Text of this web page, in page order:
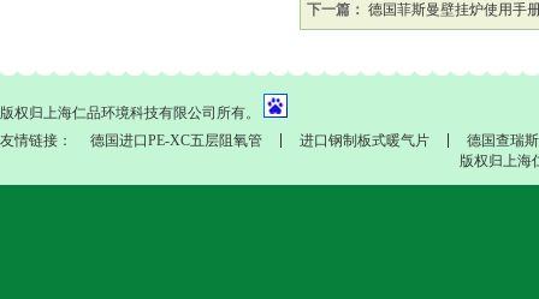
下一篇： 德国菲斯曼壁挂炉使用手
版权归上海仁品环境科技有限公司所有。
友情链接：
德国进口PE-XC五层阻氧管 进口钢制板式暖气片
德国查瑞斯
版权归上海